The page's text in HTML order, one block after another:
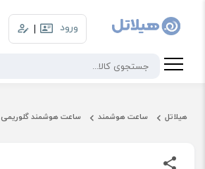
ورود |
هیلاتل ساعت هوشمند ساعت هوشمند گلوریمی